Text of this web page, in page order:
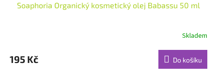
Soaphoria Organický kosmetický olej Babassu 50 ml
produktu
je
Skladem
195 Kč Do košíku